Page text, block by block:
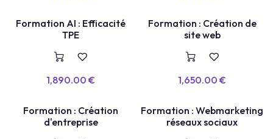
PLACES LIMITÉES
Formation AI : Efficacité
TPE
1,890.00 €
Formation : Création de
site web
1,650.00 €
Formation : Création
d'entreprise
Formation : Webmarketing
réseaux sociaux